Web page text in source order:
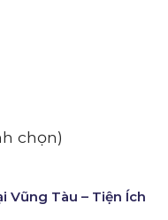
chọn)
Vũng Tàu – Tiện Ích